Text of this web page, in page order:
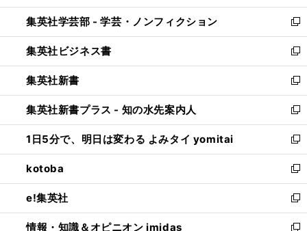
開
く
ウ
で
開
く
ン
ド
ウ
で
開
く
ウ
ィ
ン
ド
ウ
で
開
く
集英社学芸部 - 学芸・ノンフィクション
新
し
い
ウ
ィ
ン
ド
ウ
で
開
く
集英社ビジネス書
新
し
い
ウ
ィ
ン
ド
ウ
で
開
く
集英社新書
新
し
い
ウ
ィ
ン
ド
ウ
で
開
く
集英社新書プラス - 知の水先案内人
新
し
い
ウ
ィ
ン
ド
ウ
で
1日5分で、明日は変わる よみタイ yomitai
新
し
い
ウ
ィ
ン
ド
kotoba
新
し
い
ウ
e!集英社
新
し
情報・知識＆オピニオン imidas